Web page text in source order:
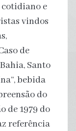
cotidiano e
vindos
de
Santo
bebida
do
de 1979 do
referência